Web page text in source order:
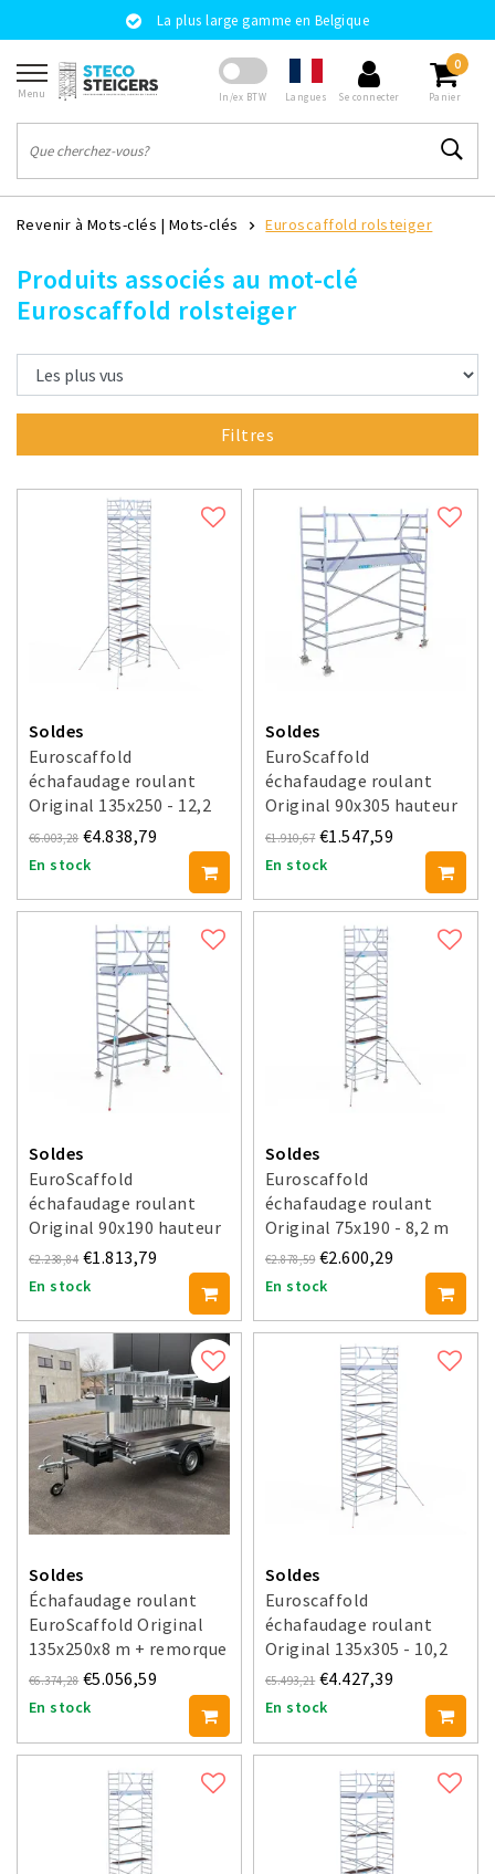
La plus large gamme en Belgique
Menu In/ex BTW Langues Se connecter
0
Panier
Revenir à Mots-clés | Mots-clés Euroscaffold rolsteiger
Produits associés au mot-clé
Euroscaffold rolsteiger
Filtres
Soldes
Euroscaffold
échafaudage roulant
Original 135x250 - 12,2
m hauteur travail
€6.003,28 €4.838,79
En stock
Soldes
EuroScaffold
échafaudage roulant
Original 90x305 hauteur
travail 4,2 m
€1.910,67 €1.547,59
En stock
Soldes
EuroScaffold
échafaudage roulant
Original 90x190 hauteur
travail 5,2 m
€2.238,84 €1.813,79
En stock
Soldes
Euroscaffold
échafaudage roulant
Original 75x190 - 8,2 m
hauteur travail
€2.878,59 €2.600,29
En stock
Soldes
Échafaudage roulant
EuroScaffold Original
135x250x8 m + remorque
€6.374,28 €5.056,59
En stock
Soldes
Euroscaffold
échafaudage roulant
Original 135x305 - 10,2
m hauteur travail
€5.493,21 €4.427,39
En stock